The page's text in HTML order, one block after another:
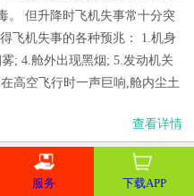
。 但升降时飞机失事常十分突
飞机失事的各种预兆： 1.机身
; 4.舱外出现黑烟; 5.发动机关
高空飞行时一声巨响,舱内尘土
查看详情
服务 下载APP